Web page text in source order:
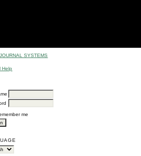
SYSTEMS
Help
me